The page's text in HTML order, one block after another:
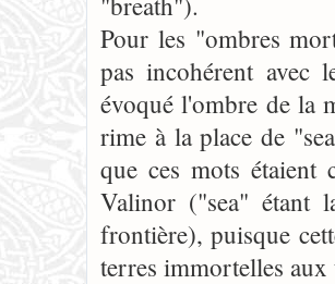
Pour les "ombres
pas incohérent avec
évoqué l'ombre de la
rime à la place de
que ces mots étaient
Valinor ("sea" étant
frontière), puisque
terres immortelles